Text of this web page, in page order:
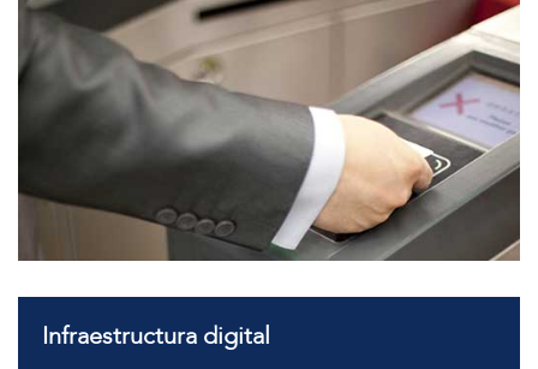
Infraestructura digital